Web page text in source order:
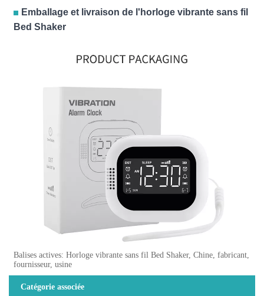
Emballage et livraison de l'horloge vibrante sans fil
Bed Shaker
Balises actives: Horloge vibrante sans fil Bed Shaker, Chine, fabricant,
fournisseur, usine
Catégorie associée